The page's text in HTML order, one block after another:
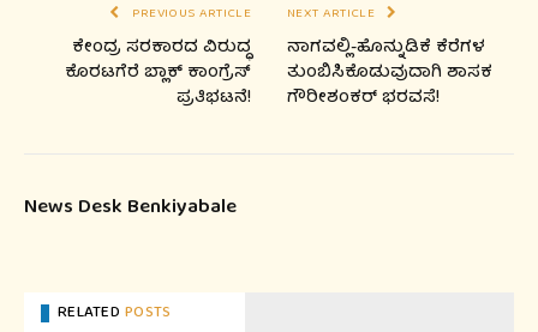
PREVIOUS ARTICLE
ಕೇಂದ್ರ ಸರಕಾರದ ವಿರುದ್ಧ
ಕೊರಟಗೆರೆ ಬ್ಲಾಕ್ ಕಾಂಗ್ರೆಸ್
ಪ್ರತಿಭಟನೆ!
NEXT ARTICLE
ನಾಗವಲ್ಲಿ-ಹೊನ್ನುಡಿಕೆ ಕೆರೆಗಳ
ತುಂಬಿಸಿಕೊಡುವುದಾಗಿ ಶಾಸಕ
ಗೌರೀಶಂಕರ್ ಭರವಸೆ!
News Desk Benkiyabale
RELATEDPOSTS